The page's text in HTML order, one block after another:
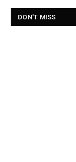
DON'T MISS